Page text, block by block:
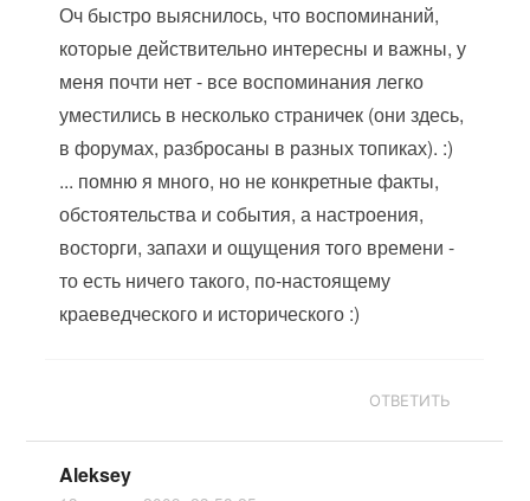
Оч быстро выяснилось, что воспоминаний,
которые действительно интересны и важны, у
меня почти нет - все воспоминания легко
уместились в несколько страничек (они здесь,
в форумах, разбросаны в разных топиках). :)
... помню я много, но не конкретные факты,
обстоятельства и события, а настроения,
восторги, запахи и ощущения того времени -
то есть ничего такого, по-настоящему
краеведческого и исторического :)
ОТВЕТИТЬ
Aleksey